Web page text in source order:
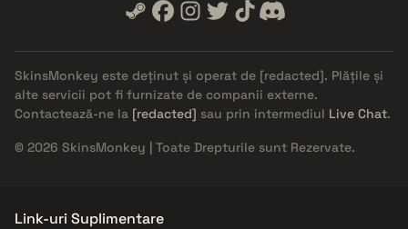
SkinsMonkey este deținut și operat de [redacted]. Plățile și
alte servicii pot fi furnizate de companii externe.
Contactează-ne la [redacted] sau prin intermediul Live Chat.
© 2026 SkinsMonkey | Toate Drepturile sunt Rezervate.
Link-uri Suplimentare